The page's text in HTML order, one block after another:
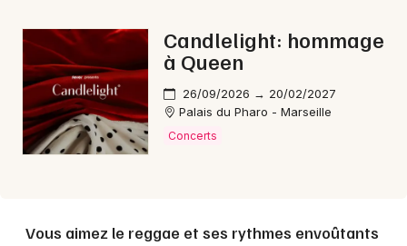
Mon email
Je m'abonne
Candlelight: hommage
à Queen
26/09/2026 → 20/02/2027
Palais du Pharo - Marseille
Concerts
Vous aimez le reggae et ses rythmes envoûtants